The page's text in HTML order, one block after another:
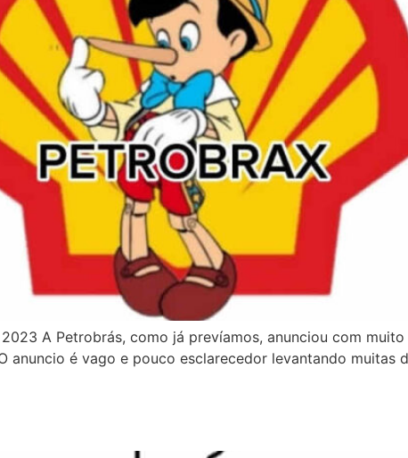
A Petrobrás, como já prevíamos, anunciou com
anuncio é vago e pouco esclarecedor levantando muitas